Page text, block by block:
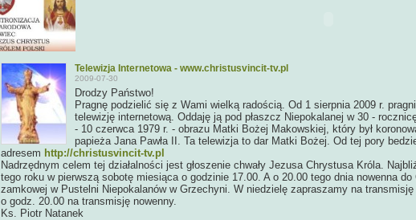
Telewizja Internetowa - www.christusvincit-tv.pl
2009-07-30
Drodzy Państwo!
Pragnę podzielić się z Wami wielką radością. Od 1 sierpnia 2009 r.
telewizję internetową. Oddaję ją pod płaszcz Niepokalanej w 30 -
- 10 czerwca 1979 r. - obrazu Matki Bożej Makowskiej, który był
papieża Jana Pawła II. Ta telewizja to dar Matki Bożej. Od tej pory
adresem http://christusvincit-tv.pl
Nadrzędnym celem tej działalności jest głoszenie chwały Jezusa Chrystusa Króla.
tego roku w pierwszą sobotę miesiąca o godzinie 17.00. A o 20.00 tego dnia nowenna
zamkowej w Pustelni Niepokalanów w Grzechyni. W niedzielę zapraszamy na
o godz. 20.00 na transmisję nowenny.
Ks. Piotr Natanek